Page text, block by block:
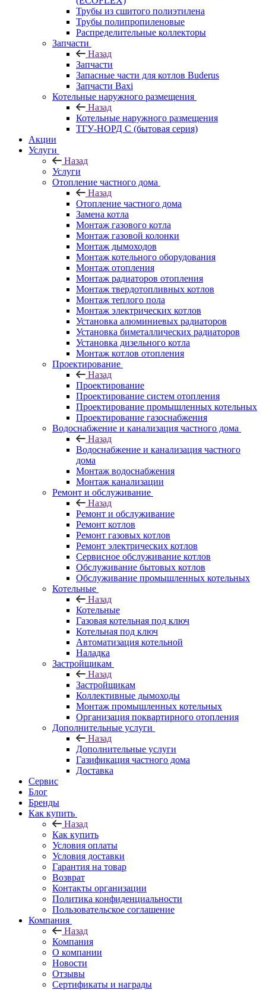
Трубы из сшитого полиэтилена
Трубы полипропиленовые
Распределительные коллекторы
Запчасти
Назад
Запчасти
Запасные части для котлов Buderus
Запчасти Baxi
Котельные наружного размещения
Назад
Котельные наружного размещения
ТГУ-НОРД С (бытовая серия)
Акции
Услуги
Назад
Услуги
Отопление частного дома
Назад
Отопление частного дома
Замена котла
Монтаж газового котла
Монтаж газовой колонки
Монтаж дымоходов
Монтаж котельного оборудования
Монтаж отопления
Монтаж радиаторов отопления
Монтаж твердотопливных котлов
Монтаж теплого пола
Монтаж электрических котлов
Установка алюминиевых радиаторов
Установка биметаллических радиаторов
Установка дизельного котла
Монтаж котлов отопления
Проектирование
Назад
Проектирование
Проектирование систем отопления
Проектирование промышленных котельных
Проектирование газоснабжения
Водоснабжение и канализация частного дома
Назад
Водоснабжение и канализация частного
дома
Монтаж водоснабжения
Монтаж канализации
Ремонт и обслуживание
Назад
Ремонт и обслуживание
Ремонт котлов
Ремонт газовых котлов
Ремонт электрических котлов
Сервисное обслуживание котлов
Обслуживание бытовых котлов
Обслуживание промышленных котельных
Котельные
Назад
Котельные
Газовая котельная под ключ
Котельная под ключ
Автоматизация котельной
Наладка
Застройщикам
Назад
Застройщикам
Коллективные дымоходы
Монтаж промышленных котельных
Организация поквартирного отопления
Дополнительные услуги
Назад
Дополнительные услуги
Газификация частного дома
Доставка
Сервис
Блог
Бренды
Как купить
Назад
Как купить
Условия оплаты
Условия доставки
Гарантия на товар
Возврат
Контакты организации
Политика конфиденциальности
Пользовательское соглашение
Компания
Назад
Компания
О компании
Новости
Отзывы
Сертификаты и награды